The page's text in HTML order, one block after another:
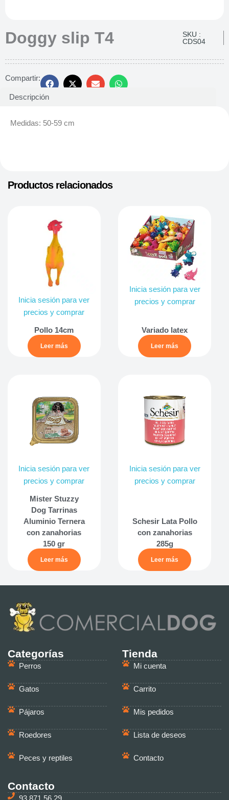
Doggy slip T4
SKU :
CDS04
Compartir:
Descripción
Medidas: 50-59 cm
Productos relacionados
Inicia sesión para ver
precios y comprar
Pollo 14cm
Leer más
Inicia sesión para ver
precios y comprar
Variado latex
Leer más
Inicia sesión para ver
precios y comprar
Mister Stuzzy
Dog Tarrinas
Aluminio Ternera
con zanahorias
150 gr
Leer más
Inicia sesión para ver
precios y comprar
Schesir Lata Pollo
con zanahorias
285g
Leer más
Categorías
Perros
Gatos
Pájaros
Roedores
Peces y reptiles
Tienda
Mi cuenta
Carrito
Mis pedidos
Lista de deseos
Contacto
Contacto
93 871 56 29